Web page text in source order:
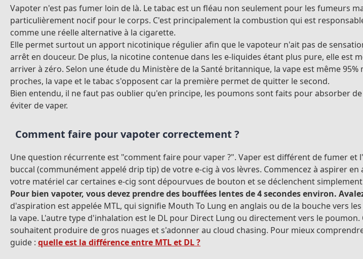
Vapoter n'est pas fumer loin de là. Le tabac est un fléau non seulement pour les fumeurs
particulièrement nocif pour le corps. C'est principalement la combustion qui est
comme une réelle alternative à la cigarette.
Elle permet surtout un apport nicotinique régulier afin que le vapoteur n'ait pas de
arrêt en douceur. De plus, la nicotine contenue dans les e-liquides étant plus pure, elle
arriver à zéro. Selon une étude du Ministère de la Santé britannique, la vape est même
proches, la vape et le tabac s'opposent car la première permet de quitter le second.
Bien entendu, il ne faut pas oublier qu'en principe, les poumons sont faits pour absorber
éviter de vaper.
Comment faire pour vapoter correctement ?
Une question récurrente est "comment faire pour vaper ?". Vaper est différent de fumer
buccal (communément appelé drip tip) de votre e-cig à vos lèvres. Commencez à aspirer
votre matériel car certaines e-cig sont dépourvues de bouton et se déclenchent
Pour bien vapoter, vous devez prendre des bouffées lentes de 4 secondes environ.
d'aspiration est appelée MTL, qui signifie Mouth To Lung en anglais ou de la bouche vers
la vape. L'autre type d'inhalation est le DL pour Direct Lung ou directement vers le
souhaitent produire de gros nuages et s'adonner au cloud chasing. Pour mieux
guide : quelle est la différence entre MTL et DL ?